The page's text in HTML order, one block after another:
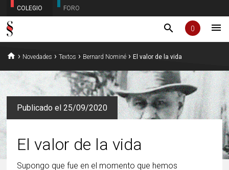
COLEGIO FORO
search 0 menu
home › Novedades ›Textos › Bernard Nominé ›El valor de la vida
Publicado el 25/09/2020
El valor de la vida
Supongo que fue en el momento que hemos